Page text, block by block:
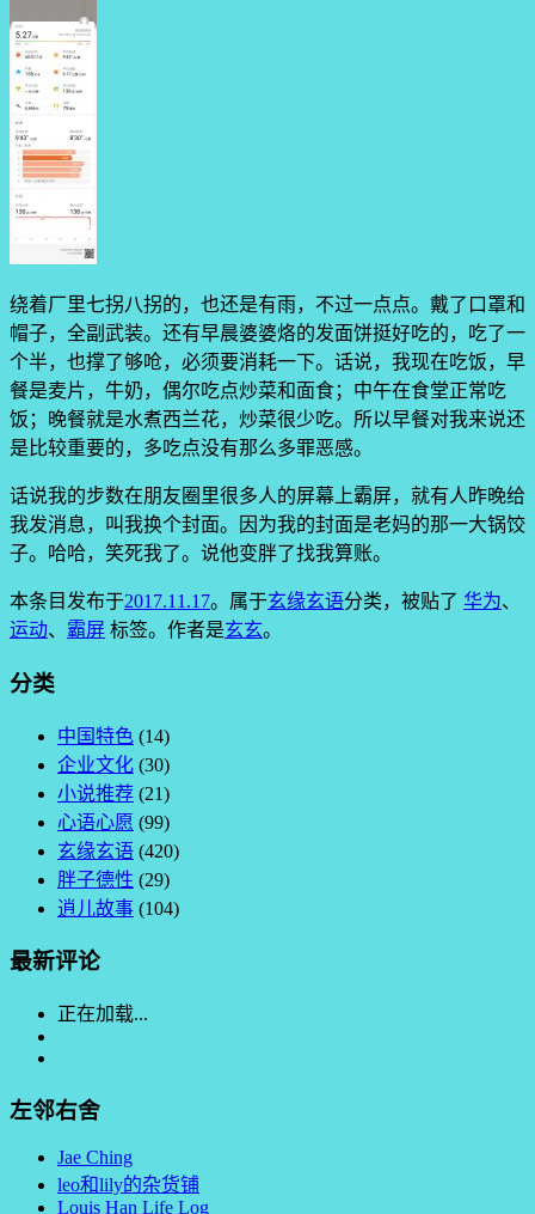
绕着厂里七拐八拐的，也还是有雨，不过一点点。戴了口罩和
帽子，全副武装。还有早晨婆婆烙的发面饼挺好吃的，吃了一
个半，也撑了够呛，必须要消耗一下。话说，我现在吃饭，早
餐是麦片，牛奶，偶尔吃点炒菜和面食；中午在食堂正常吃
饭；晚餐就是水煮西兰花，炒菜很少吃。所以早餐对我来说还
是比较重要的，多吃点没有那么多罪恶感。
话说我的步数在朋友圈里很多人的屏幕上霸屏，就有人昨晚给
我发消息，叫我换个封面。因为我的封面是老妈的那一大锅饺
子。哈哈，笑死我了。说他变胖了找我算账。
本条目发布于2017.11.17。属于玄缘玄语分类，被贴了 华为、
运动、 霸屏 标签。 作者是玄玄。
分类
中国特色 (14)
企业文化 (30)
小说推荐 (21)
心语心愿 (99)
玄缘玄语 (420)
胖子德性 (29)
逍儿故事 (104)
最新评论
正在加载...
左邻右舍
Jae Ching
leo和lily的杂货铺
Louis Han Life Log